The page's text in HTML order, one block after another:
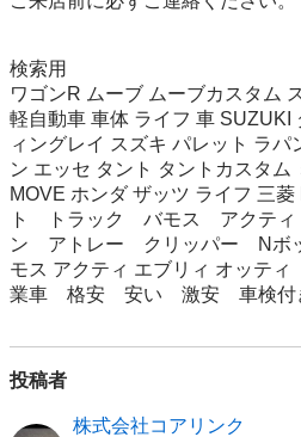
検索用
ワゴンR ムーブ ムーブカスタム
軽自動車 車体 ライフ 車 SUZUKI
ィングレイ スズキ パレット ラ
ン エッセ タント タントカスタム
MOVE ホンダ ザッツ ライフ 三
ト　トラック　バモス　アクテ
ン　アトレー　クリッパー　Nボ
モス アクティ エブリィ オッテ
業車　格安　安い　激安　車検付
投稿者
株式会社コアリンク